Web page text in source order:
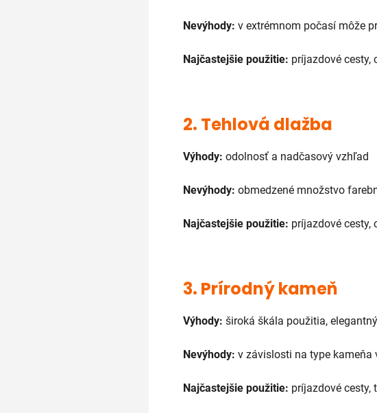
Nevýhody: v extrémnom počasí môže
Najčastejšie použitie: príjazdové cesty,
2. Tehlová dlažba
Výhody: odolnosť a nadčasový vzhľad
Nevýhody: obmedzené množstvo
Najčastejšie použitie: príjazdové cesty,
3. Prírodný kameň
Výhody: široká škála použitia,
Nevýhody: v závislosti na type kameňa
Najčastejšie použitie: príjazdové cesty,